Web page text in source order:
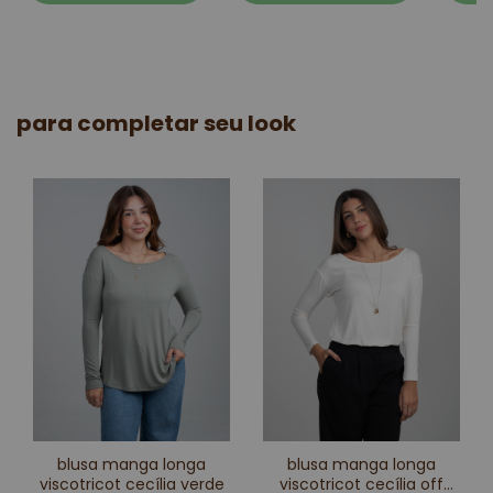
para completar seu look
blusa manga longa
viscotricot cecília verde
blusa manga longa
viscotricot cecília off